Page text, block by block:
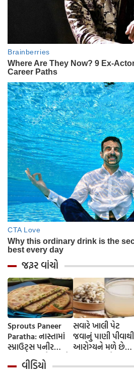
જરૂર વાંચો
Sprouts Paneer
Paratha: નાસ્તામાં
સ્પ્રાઉટ્સ પનીર
પરાઠા બનાવો, તમને
પ્રોટીનનો ડબલ ડોઝ
સવારે ખાલી પેટ
જવાનું પાણી પીવાથી
આરોગ્યને મળે છે
જાણીએ તેના ફાયદા
વીડિયો